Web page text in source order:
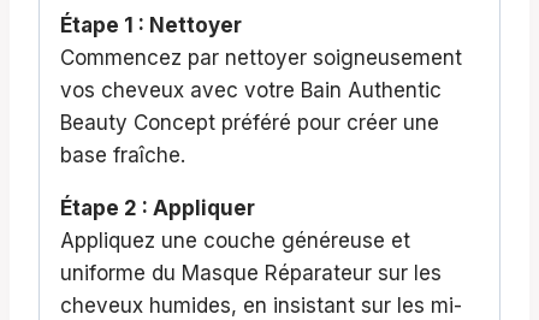
Étape 1 : Nettoyer
Commencez par nettoyer soigneusement
vos cheveux avec votre Bain Authentic
Beauty Concept préféré pour créer une
base fraîche.
Étape 2 : Appliquer
Appliquez une couche généreuse et
uniforme du Masque Réparateur sur les
cheveux humides, en insistant sur les mi-